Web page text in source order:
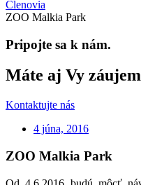
Členovia
ZOO Malkia Park
Pripojte sa k nám.
Máte aj Vy
Kontaktujte nás
4 júna, 2016
ZOO Malkia Park